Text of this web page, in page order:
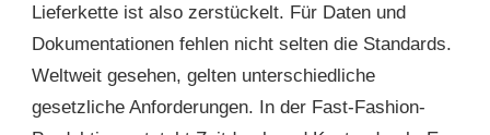
Lieferkette ist also zerstückelt. Für Daten und
Dokumentationen fehlen nicht selten die Standards.
Weltweit gesehen, gelten unterschiedliche
gesetzliche Anforderungen. In der Fast-Fashion-